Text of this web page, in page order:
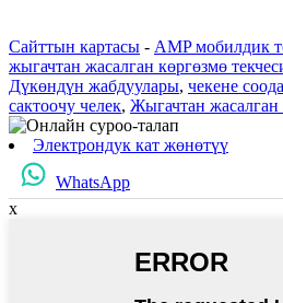
Сайттын картасы - AMP мобилдик
жыгачтан жасалган көргөзмө
Дүкөндүн жабдуулары, чекене
сактоочу челек, Жыгачтан жасалган
Электрондук кат жөнөтүү
WhatsApp
x